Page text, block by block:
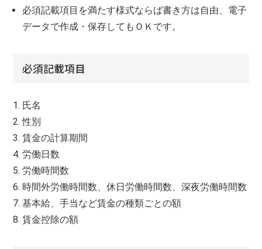
必須記載項目を満たす様式ならば書き方は自由、電子
データで作成・保存してもＯＫです。
必須記載項目
氏名
性別
賃金の計算期間
労働日数
労働時間数
時間外労働時間数、休日労働時間数、深夜労働時間数
基本給、手当など賃金の種類ごとの額
賃金控除の額